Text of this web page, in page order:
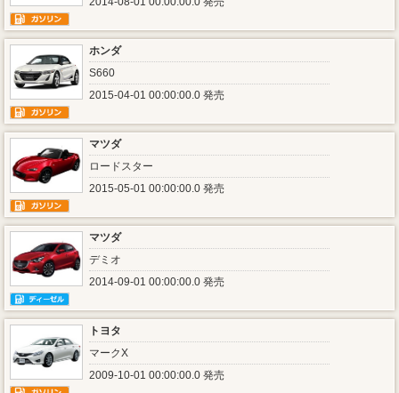
ホンダ
S660
2015-04-01 00:00:00.0 発売
マツダ
ロードスター
2015-05-01 00:00:00.0 発売
マツダ
デミオ
2014-09-01 00:00:00.0 発売
トヨタ
マークX
2009-10-01 00:00:00.0 発売